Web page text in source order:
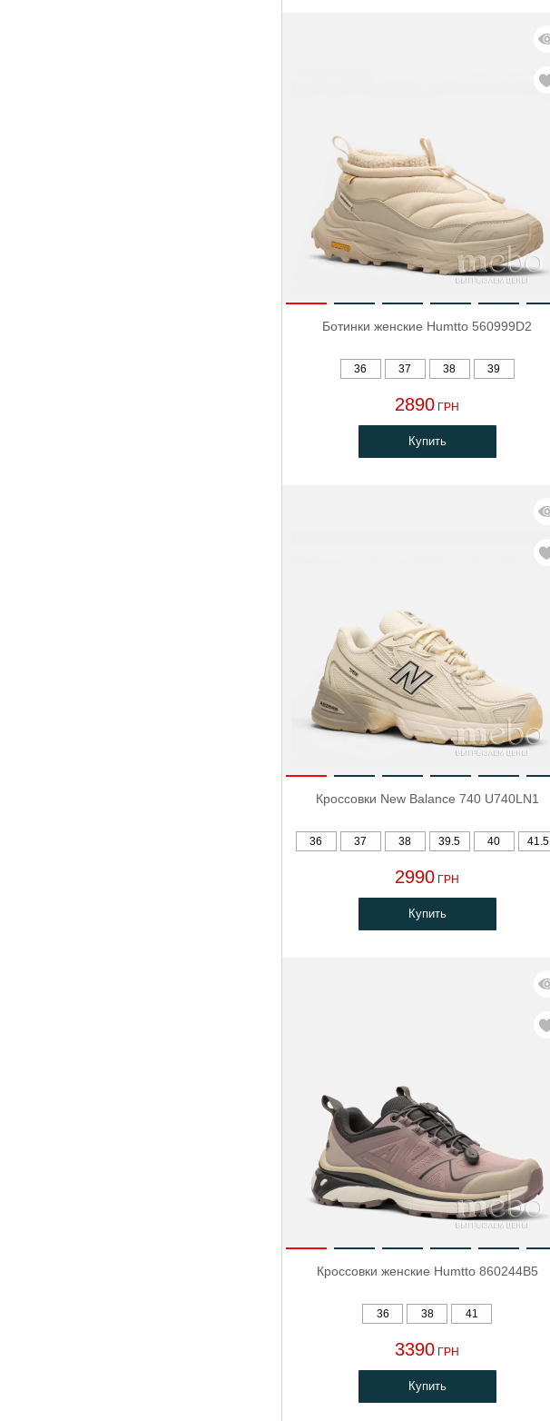
Ботинки женские Humtto 560999D2
36 37 38 39
2890 ГРН
Купить
Кроссовки New Balance 740 U740LN1
36 37 38 39.5 40 41.5
2990 ГРН
Купить
Кроссовки женские Humtto 860244B5
36 38 41
3390 ГРН
Купить